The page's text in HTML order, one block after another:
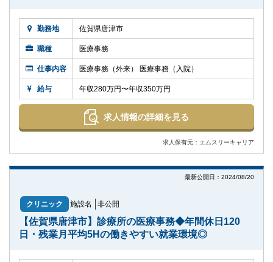
勤務地 佐賀県唐津市
職種 医療事務
仕事内容 医療事務（外来） 医療事務（入院）
給与 年収280万円〜年収350万円
求人情報の詳細を見る
求人保有元：エムスリーキャリア
最新公開日：2024/08/20
クリニック 施設名 非公開
【佐賀県唐津市】診療所の医療事務◆年間休日120
日・残業月平均5Hの働きやすい就業環境◎